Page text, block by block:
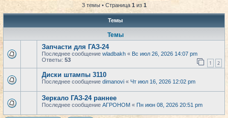
3 темы • Страница 1из 1
Темы
Темы
Запчасти для ГАЗ-24
Последнее сообщение wladbakh « Вс июл 26, 2026 14:07 pm
Ответы: 53 1 2
Диски штампы 3110
Последнее сообщение dimanovi « Чт июл 16, 2026 12:02 pm
Зеркало ГАЗ-24 раннее
Последнее сообщение АГРОНОМ « Пн июн 08, 2026 20:51 pm